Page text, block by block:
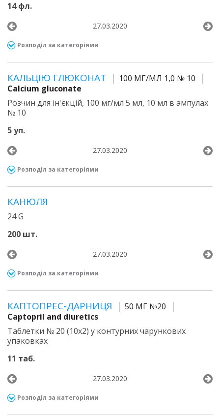
14 фл.
27.03.2020
Розподіл за категоріями
КАЛЬЦІЮ ГЛЮКОНАТ
100 МГ/МЛ 1,0 № 10
Calcium gluconate
Розчин для ін'єкцій, 100 мг/мл 5 мл, 10 мл в ампулах
№ 10
5 уп.
27.03.2020
Розподіл за категоріями
КАНЮЛЯ
24 G
200 шт.
27.03.2020
Розподіл за категоріями
КАПТОПРЕС-ДАРНИЦЯ
50 МГ №20
Captopril and diuretics
Таблетки № 20 (10х2) у контурних чарункових
упаковках
11 таб.
27.03.2020
Розподіл за категоріями